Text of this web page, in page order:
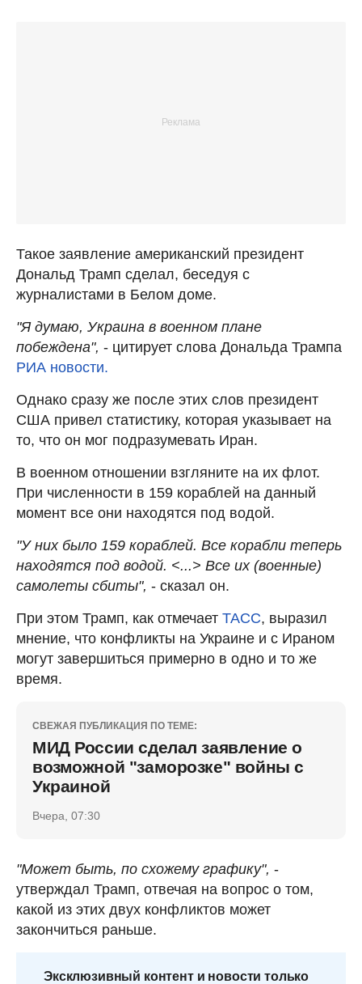
Такое заявление американский президент
Дональд Трамп сделал, беседуя с
журналистами в Белом доме.
"Я думаю, Украина в военном плане
побеждена", - цитирует слова Дональда Трампа
РИА новости.
Однако сразу же после этих слов президент
США привел статистику, которая указывает на
то, что он мог подразумевать Иран.
В военном отношении взгляните на их флот.
При численности в 159 кораблей на данный
момент все они находятся под водой.
"У них было 159 кораблей. Все корабли теперь
находятся под водой. <...> Все их (военные)
самолеты сбиты", - сказал он.
При этом Трамп, как отмечает ТАСС, выразил
мнение, что конфликты на Украине и с Ираном
могут завершиться примерно в одно и то же
время.
СВЕЖАЯ ПУБЛИКАЦИЯ ПО ТЕМЕ:
МИД России сделал заявление о
возможной "заморозке" войны с
Украиной
Вчера, 07:30
"Может быть, по схожему графику", -
утверждал Трамп, отвечая на вопрос о том,
какой из этих двух конфликтов может
закончиться раньше.
Эксклюзивный контент и новости только